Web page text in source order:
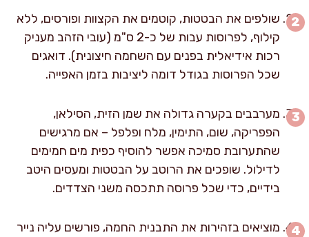
שולפים את הבטטות, קוטמים את הקצוות ופורסים, ללא
קילוף, לפרוסות עבות של כ-2 ס"מ (עובי הזהב מעניק
רכות אידיאלית בפנים עם השחמה חיצונית). דואגים
שכל הפרוסות בגודל דומה ליציבות בזמן האפייה.
מערבבים בקערה גדולה את שמן הזית, הסילאן,
הפפריקה, שום, התימין, מלח ופלפל – אם מרגישים
שהתערובת סמיכה אפשר להוסיף כפית מים חמימים
לדילול. שופכים את הרוטב על הבטטות ומעסים היטב
בידיים, כדי שכל פרוסה תתכסה משני הצדדים.
מוציאים בזהירות את התבנית החמה, פורשים עליה נייר